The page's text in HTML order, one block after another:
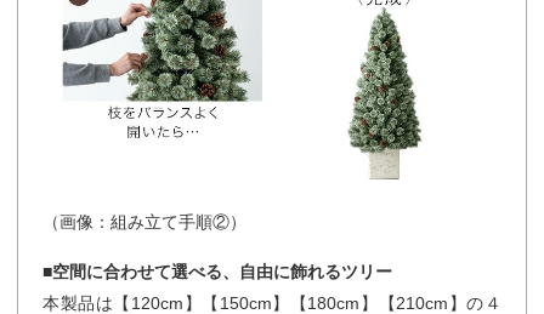
（画像：組み立て手順②）
■空間に合わせて選べる、自由に飾れるツリー
本製品は【120cm】【150cm】【180cm】【210cm】の４